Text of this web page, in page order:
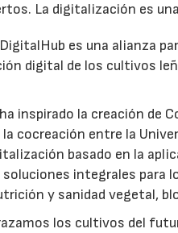
La digitalización es
es una alianza
digital de los cultivos
inspirado la creación de
cocreación entre la
basado en la
integrales para
y sanidad vegetal,
los cultivos del